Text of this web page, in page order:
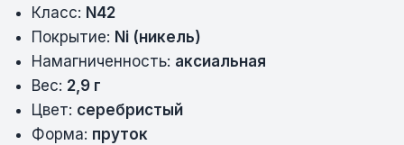
Класс: N42
Покрытие: Ni (никель)
Намагниченность: аксиальная
Вес: 2,9 г
Цвет: серебристый
Форма: пруток